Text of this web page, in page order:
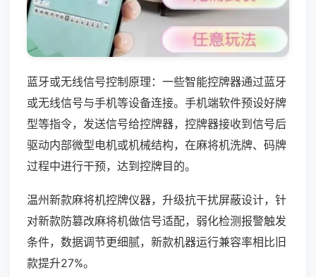
蓝牙或无线信号控制原理：一些智能控牌器通过蓝牙
或无线信号与手机等设备连接。手机端软件预设好牌
型等指令，发送信号给控牌器，控牌器接收到信号后
驱动内部微型电机或机械结构，在麻将机洗牌、码牌
过程中进行干预，达到控牌目的。
温州新款麻将机控牌仪器，升级抗干扰屏蔽设计，针
对新款防篡改麻将机做信号适配，弱化检测报警触发
条件，数据调节更细腻，新款机器运行兼容率相比旧
款提升27%。